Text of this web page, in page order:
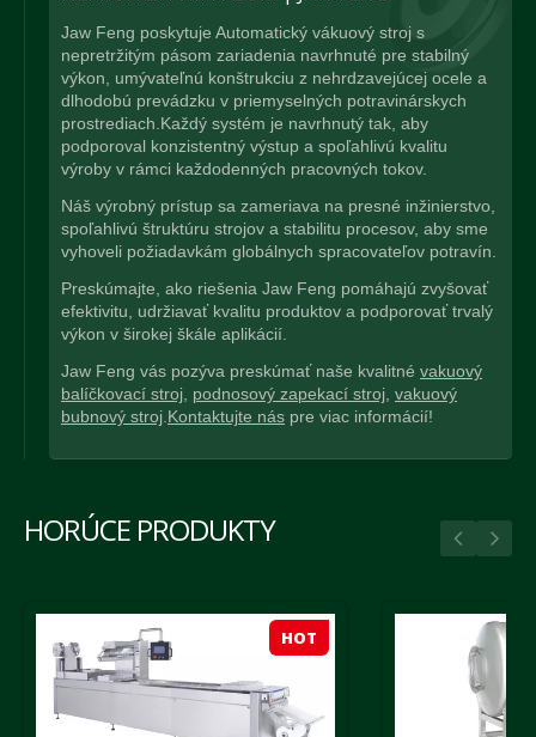
Jaw Feng poskytuje Automatický vákuový stroj s
nepretržitým pásom zariadenia navrhnuté pre stabilný
výkon, umývateľnú konštrukciu z nehrdzavejúcej ocele a
dlhodobú prevádzku v priemyselných potravinárskych
prostrediach.Každý systém je navrhnutý tak, aby
podporoval konzistentný výstup a spoľahlivú kvalitu
výroby v rámci každodenných pracovných tokov.
Náš výrobný prístup sa zameriava na presné inžinierstvo,
spoľahlivú štruktúru strojov a stabilitu procesov, aby sme
vyhoveli požiadavkám globálnych spracovateľov potravín.
Preskúmajte, ako riešenia Jaw Feng pomáhajú zvyšovať
efektivitu, udržiavať kvalitu produktov a podporovať trvalý
výkon v širokej škále aplikácií.
Jaw Feng vás pozýva preskúmať naše kvalitné vakuový
balíčkovací stroj, podnosový zapekací stroj, vakuový
bubnový stroj. Kontaktujte nás pre viac informácií!
HORÚCE PRODUKTY
HOT